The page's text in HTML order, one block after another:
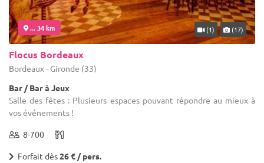
... 34 km (1) (17)
Flocus Bordeaux
Bordeaux - Gironde (33)
Bar / Bar à Jeux
Salle des fêtes : Plusieurs espaces pouvant répondre au mieux à
vos événements !
8-700
Forfait dès26 € / pers.